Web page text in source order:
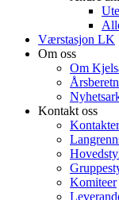
Værstasjon LK
Om oss
Om
Kontakt oss
Komiteer